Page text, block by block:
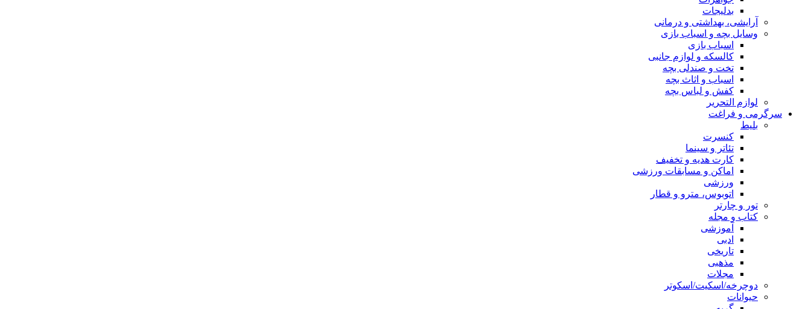
بدلیجات
آرایشی، بهداشتی و درمانی
وسایل بچه و اسباب بازی
اسباب بازی
کالسکه و لوازم جانبی
تخت و صندلی بچه
اسباب و اثاث بچه
کفش و لباس بچه
لوازم التحریر
سرگرمی و فراغت
بلیط
کنسرت
تئاتر و سینما
کارت هدیه و تخفیف
اماکن و مسابقات ورزشی
ورزشی
اتوبوس، مترو و قطار
تور و چارتر
کتاب و مجله
آموزشی
ادبی
تاریخی
مذهبی
مجلات
دوچرخه/اسکیت/اسکوتر
حیوانات